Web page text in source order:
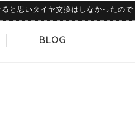
いタイヤ交換はしなかったのですが
BLOG